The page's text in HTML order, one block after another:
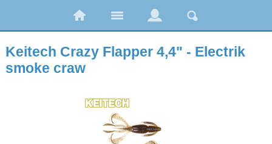
Keitech Crazy Flapper 4,4" - Electrik
smoke craw